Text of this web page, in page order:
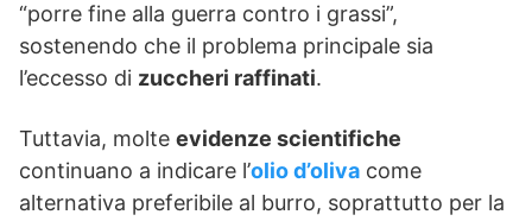
“porre fine alla guerra contro i grassi”,
sostenendo che il problema principale sia
l’eccesso di zuccheri raffinati.
Tuttavia, molte evidenze scientifiche
continuano a indicare l’olio d’oliva come
alternativa preferibile al burro, soprattutto per la